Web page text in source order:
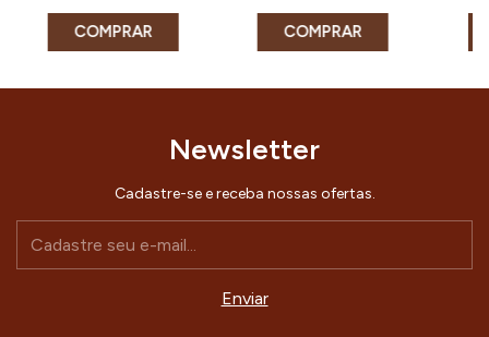
COMPRAR
Newsletter
Cadastre-se e receba nossas ofertas.